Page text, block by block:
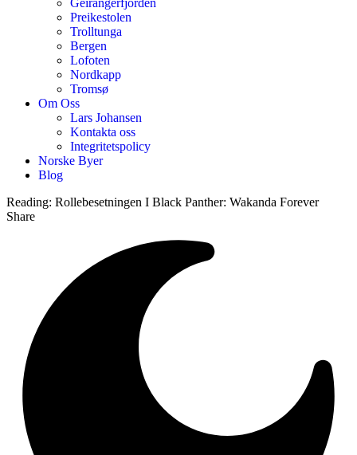
Preikestolen
Trolltunga
Bergen
Lofoten
Nordkapp
Tromsø
Om Oss
Lars Johansen
Kontakta oss
Integritetspolicy
Norske Byer
Blog
Reading: Rollebesetningen I Black Panther: Wakanda Forever
Share